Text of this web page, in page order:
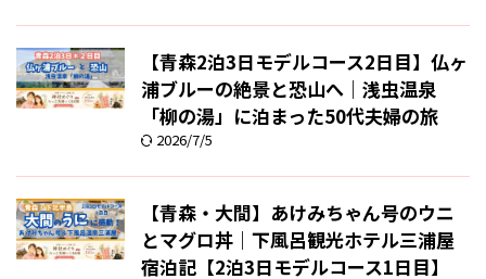
【青森2泊3日モデルコース2日目】仏ヶ
浦ブルーの絶景と恐山へ｜浅虫温泉
「柳の湯」に泊まった50代夫婦の旅
2026/7/5
【青森・大間】あけみちゃん号のウニ
とマグロ丼｜下風呂観光ホテル三浦屋
宿泊記【2泊3日モデルコース1日目】